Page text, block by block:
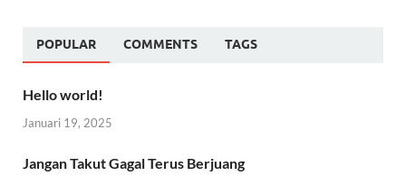
POPULAR COMMENTS TAGS
Hello world!
Januari 19, 2025
Jangan Takut Gagal Terus Berjuang